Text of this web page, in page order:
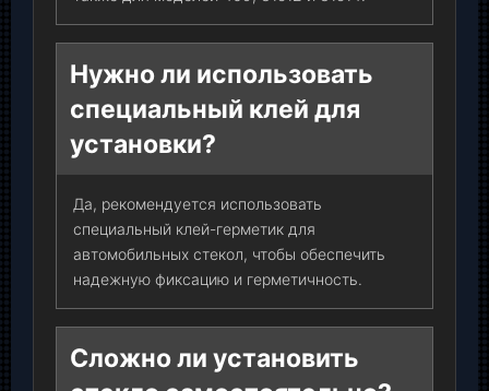
Нужно ли использовать
специальный клей для
установки?
Да, рекомендуется использовать
специальный клей-герметик для
автомобильных стекол, чтобы обеспечить
надежную фиксацию и герметичность.
Сложно ли установить